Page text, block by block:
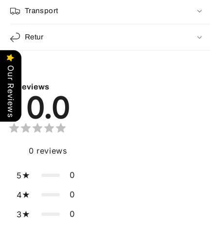
Transport
Retur
Reviews
0.0
0 reviews
5 0
4 0
3 0
Our Reviews